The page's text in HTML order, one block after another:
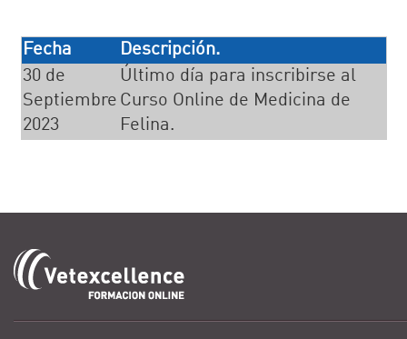
Fecha
Descripción.
30 de
Septiembre
2023
Último día para inscribirse al
Curso Online de Medicina de
Felina.